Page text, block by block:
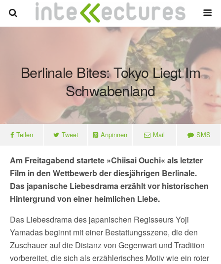
Berlinale Bites: Tokyo Liegt Im
Schwabenland
Teilen Tweet Anpinnen Mail SMS
Am Freitagabend startete »Chiisai Ouchi« als letzter
Film in den Wettbewerb der diesjährigen Berlinale.
Das japanische Liebesdrama erzählt vor historischen
Hintergrund von einer heimlichen Liebe.
Das Liebesdrama des japanischen Regisseurs Yoji
Yamadas beginnt mit einer Bestattungsszene, die den
Zuschauer auf die Distanz von Gegenwart und Tradition
vorbereitet, die sich als erzählerisches Motiv wie ein roter